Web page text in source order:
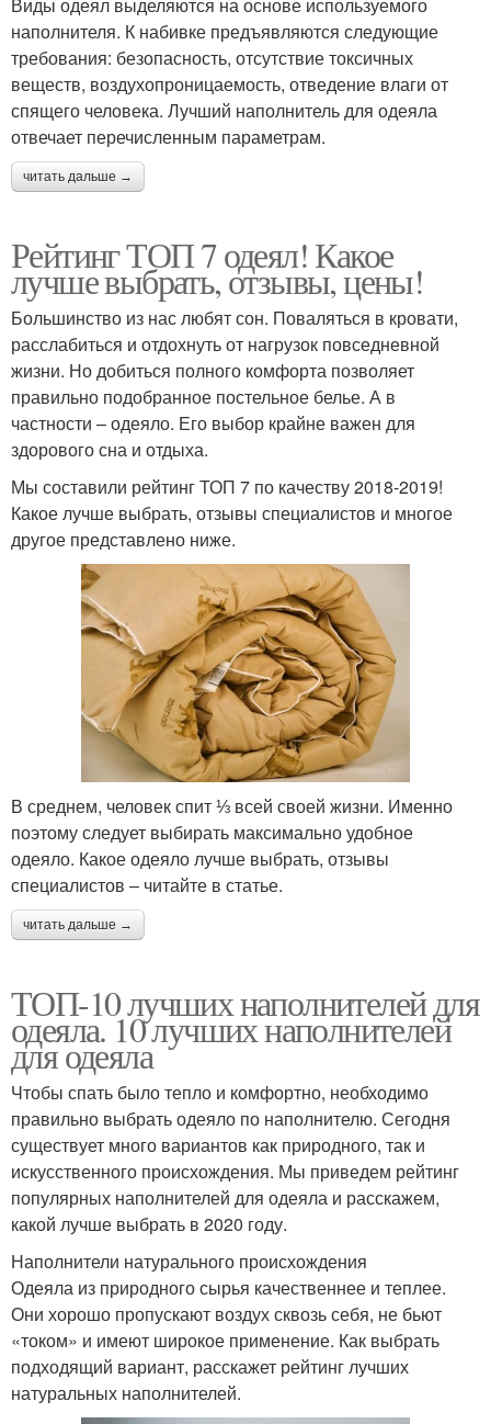
наполнителя. К набивке предъявляются следующие
требования: безопасность, отсутствие токсичных
веществ, воздухопроницаемость, отведение влаги от
спящего человека. Лучший наполнитель для одеяла
отвечает перечисленным параметрам.
читать дальше →
Рейтинг ТОП 7 одеял! Какое
лучше выбрать, отзывы, цены!
Большинство из нас любят сон. Поваляться в кровати,
расслабиться и отдохнуть от нагрузок повседневной
жизни. Но добиться полного комфорта позволяет
правильно подобранное постельное белье. А в
частности – одеяло. Его выбор крайне важен для
здорового сна и отдыха.
Мы составили рейтинг ТОП 7 по качеству 2018-2019!
Какое лучше выбрать, отзывы специалистов и многое
другое представлено ниже.
В среднем, человек спит ⅓ всей своей жизни. Именно
поэтому следует выбирать максимально удобное
одеяло. Какое одеяло лучше выбрать, отзывы
специалистов – читайте в статье.
читать дальше →
ТОП-10 лучших наполнителей для
одеяла. 10 лучших наполнителей
для одеяла
Чтобы спать было тепло и комфортно, необходимо
правильно выбрать одеяло по наполнителю. Сегодня
существует много вариантов как природного, так и
искусственного происхождения. Мы приведем рейтинг
популярных наполнителей для одеяла и расскажем,
какой лучше выбрать в 2020 году.
Наполнители натурального происхождения
Одеяла из природного сырья качественнее и теплее.
Они хорошо пропускают воздух сквозь себя, не бьют
«током» и имеют широкое применение. Как выбрать
подходящий вариант, расскажет рейтинг лучших
натуральных наполнителей.